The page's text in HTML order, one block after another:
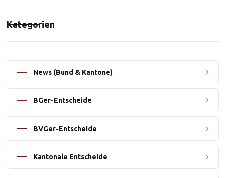
Kategorien
News (Bund & Kantone)
BGer-Entscheide
BVGer-Entscheide
Kantonale Entscheide